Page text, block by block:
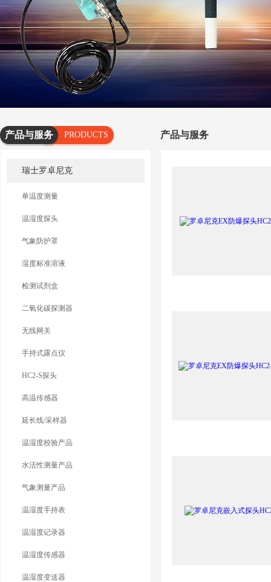
产品与服务
PRODUCTS
SERVICES
瑞士罗卓尼克
单温度测量
温湿度探头
气象防护罩
湿度标准溶液
检测试剂盒
二氧化碳探测器
无线网关
手持式露点仪
HC2-S探头
高温传感器
延长线/采样器
温湿度校验产品
水活性测量产品
气象测量产品
温湿度手持表
温湿度记录器
温湿度传感器
温湿度变送器
产品与服务